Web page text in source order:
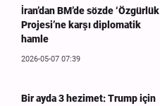
İran’dan BM’de sözde ‘Özgürlük
Projesi’ne karşı diplomatik
hamle
2026-05-07 07:39
Bir ayda 3 hezimet: Trump için